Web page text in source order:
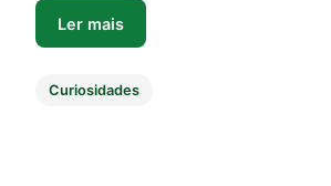
Ler mais
Curiosidades